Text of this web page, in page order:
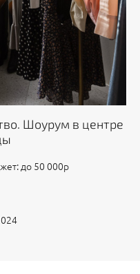
Шоурум в центре
до 50 000р